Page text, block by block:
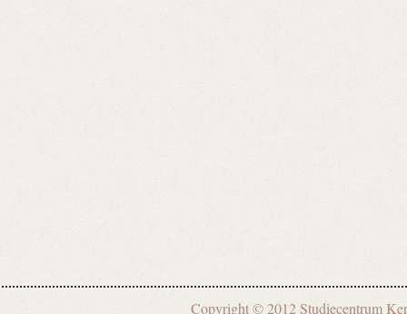
Copyright © 2012 Studiecentrum